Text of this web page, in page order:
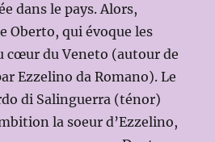
dans le pays. Alors,
Oberto, qui évoque les
cœur du Veneto (autour de
Ezzelino da Romano). Le
di Salinguerra (ténor)
la soeur d’Ezzelino,